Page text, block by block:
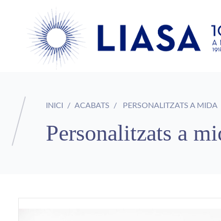
INICI ACABATS PERSONALITZATS A MIDA
Personalitzats a